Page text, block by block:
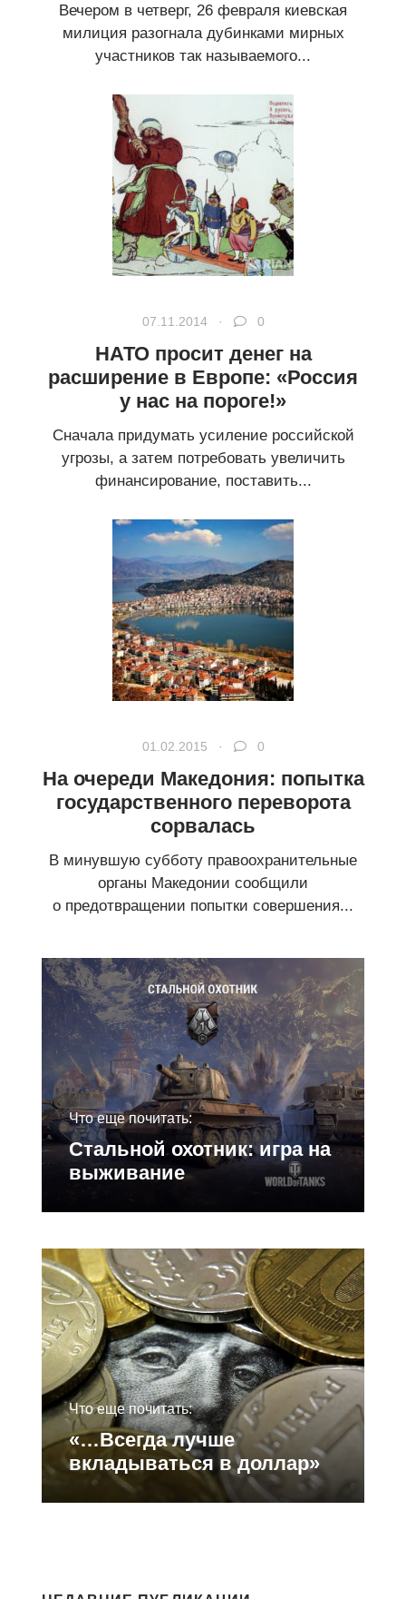
Вечером в четверг, 26 февраля киевская
милиция разогнала дубинками мирных
участников так называемого...
07.11.2014 · 0
НАТО просит денег на
расширение в Европе: «Россия
у нас на пороге!»
Сначала придумать усиление российской
угрозы, а затем потребовать увеличить
финансирование, поставить...
01.02.2015 · 0
На очереди Македония: попытка
государственного переворота
сорвалась
В минувшую субботу правоохранительные
органы Македонии сообщили
о предотвращении попытки совершения...
Что еще почитать:
Стальной охотник: игра на
выживание
Что еще почитать:
«…Всегда лучше
вкладываться в доллар»